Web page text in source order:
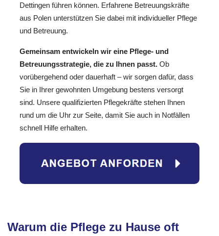
Dettingen führen können. Erfahrene Betreuungskräfte
aus Polen unterstützen Sie dabei mit individueller Pflege
und Betreuung.
Gemeinsam entwickeln wir eine Pflege- und
Betreuungsstrategie, die zu Ihnen passt. Ob
vorübergehend oder dauerhaft – wir sorgen dafür, dass
Sie in Ihrer gewohnten Umgebung bestens versorgt
sind. Unsere qualifizierten Pflegekräfte stehen Ihnen
rund um die Uhr zur Seite, damit Sie auch in Notfällen
schnell Hilfe erhalten.
Warum die Pflege zu Hause oft